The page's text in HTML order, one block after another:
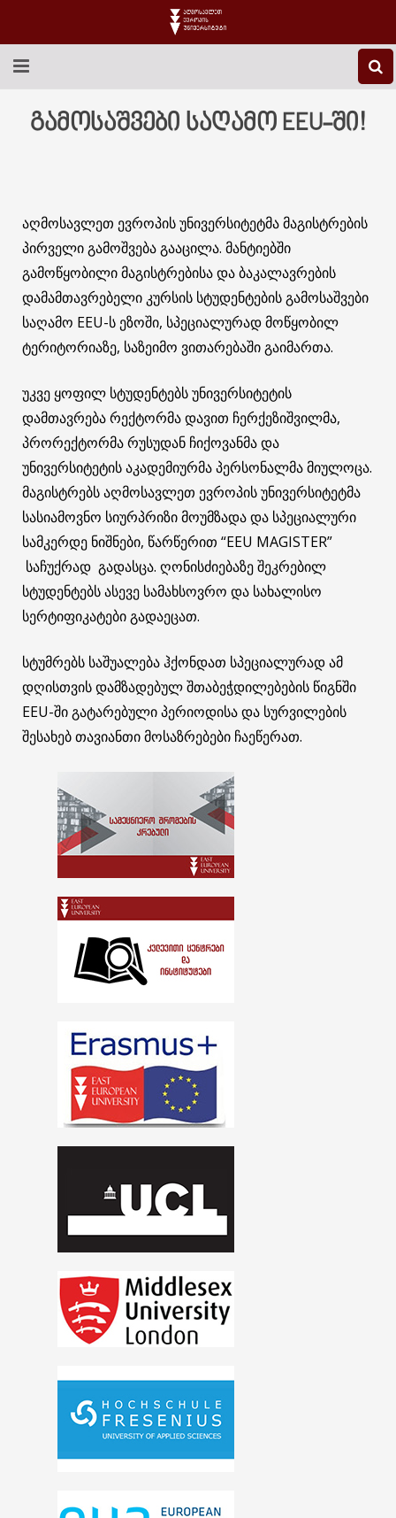
EEU-Ს ᲨᲔᲡᲐᲮᲔᲑ
ᲡᲐᲔᲠᲗᲐᲨᲝᲠᲘᲡᲝ
ᲑᲘᲑᲚᲘᲝᲗᲔᲙᲐ
ᲡᲢᲣᲓᲔᲜᲢᲣᲠᲘ ᲪᲮᲝᲕᲠᲔᲑᲐ
ᲙᲝᲜᲢᲐᲥᲢᲘ
გამოსაშვები საღამო EEU-ში!
აღმოსავლეთ ევროპის უნივერსიტეტმა მაგისტრების
პირველი გამოშვება გააცილა. მანტიებში
გამოწყობილი მაგისტრებისა და ბაკალავრების
დამამთავრებელი კურსის სტუდენტების გამოსაშვები
საღამო EEU-ს ეზოში, სპეციალურად მოწყობილ
ტერიტორიაზე, საზეიმო ვითარებაში გაიმართა.
უკვე ყოფილ სტუდენტებს უნივერსიტეტის
დამთავრება რექტორმა დავით ჩერქეზიშვილმა,
პრორექტორმა რუსუდან ჩიქოვანმა და
უნივერსიტეტის აკადემიურმა პერსონალმა მიულოცა.
მაგისტრებს აღმოსავლეთ ევროპის უნივერსიტეტმა
სასიამოვნო სიურპრიზი მოუმზადა და სპეციალური
სამკერდე ნიშნები, წარწერით “EEU MAGISTER”
საჩუქრად გადასცა. ღონისძიებაზე შეკრებილ
სტუდენტებს ასევე სამახსოვრო და სახალისო
სერტიფიკატები გადაეცათ.
სტუმრებს საშუალება ჰქონდათ სპეციალურად ამ
დღისთვის დამზადებულ შთაბეჭდილებების წიგნში
EEU-ში გატარებული პერიოდისა და სურვილების
შესახებ თავიანთი მოსაზრებები ჩაეწერათ.